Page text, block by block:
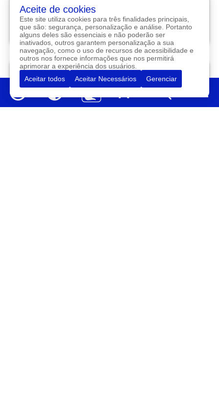
conclusão da recuperação de diversos trechos de
estradas vicinais da Zona Rural que liga Tarrafas ao
Município de Assaré, conforme Convênio 09/2024 e
MAPP 2584 celebrado com a SOP-CE, conf...
Atividade
Pregão nº 2026.07.20.1
Contratação para fornecimento de gêneros alimentícios
diversos, destinados ao atendimento das necessidades
Aceite de cookies
Este site utiliza cookies para três finalidades principais,
que são: segurança, personalização e análise. Portanto
alguns deles são essenciais e não poderão ser
inativados, outros garantem personalização a sua
navegação, como o uso de recursos de acessibilidade e
outros nos fornece informações que nos permitirá
aprimorar a experiência dos usuários.
Aceitar todos
Aceitar Necessários Gerenciar